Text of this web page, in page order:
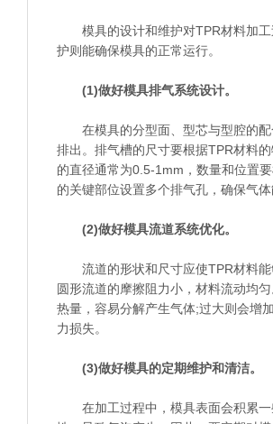
模具的设计和维护对TPR材料加工
护则能确保模具的正常运行。
(1)做好模具排气系统设计。
在模具的分型面、型芯与型腔的配
排出。排气槽的尺寸要根据TPR材料
的直径通常为0.5-1mm，数量和位置
的关键部位设置多个排气孔，确保气体
(2)做好模具流道系统优化。
流道的形状和尺寸应使TPR材料能
圆形流道的摩擦阻力小，材料流动均
热量，容易分解产生气体;过大则会增
力损失。
(3)做好模具的定期维护和清洁。
在加工过程中，模具表面会积累一